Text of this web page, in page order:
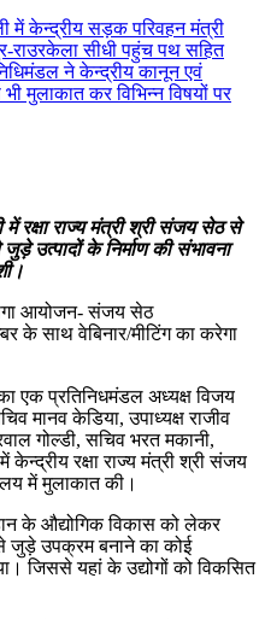
में केन्द्रीय सड़क परिवहन मंत्री
राउरकेला सीधी पहुंच पथ सहित
ने केन्द्रीय कानून एवं
मुलाकात कर विभिन्न विषयों पर
में रक्षा राज्य मंत्री श्री संजय सेठ से
उत्पादों के निर्माण की संभावना
आयोजन- संजय सेठ
के साथ वेबिनार/मीटिंग का करेगा
एक प्रतिनिधमंडल अध्यक्ष विजय
मानव केडिया, उपाध्यक्ष राजीव
गोल्डी, सचिव भरत मकानी,
केन्द्रीय रक्षा राज्य मंत्री श्री संजय
में मुलाकात की।
के औद्योगिक विकास को लेकर
जुड़े उपक्रम बनाने का कोई
जिससे यहां के उद्योगों को विकसित